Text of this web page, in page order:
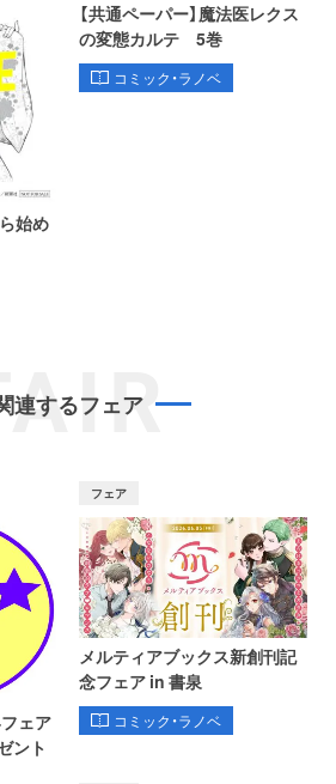
始め
【共通ペーパー】魔法医レクス
の変態カルテ 5巻
コミック・ラノベ
連するフェア
ェア
ント
フェア
メルティアブックス新創刊記
念フェア in 書泉
コミック・ラノベ